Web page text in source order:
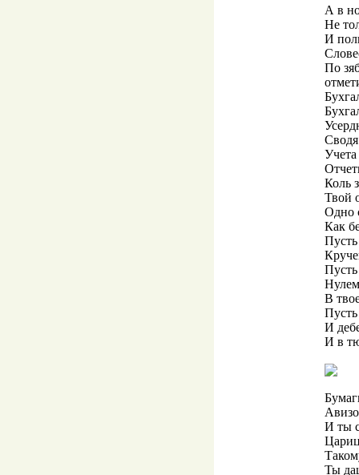
А в
Не
И
По
Учета
Коль
Твой
Одно
Как
Пусть
В
Пусть
И
И в
И ты
Ты